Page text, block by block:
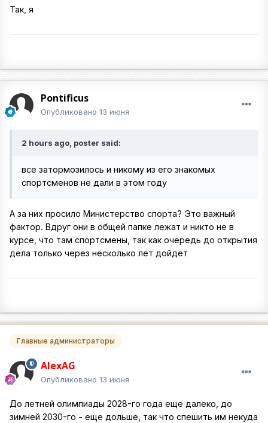
Так, я
Pontificus
Опубликовано 13 июня
2 hours ago, poster said:
все затормозилось и никому из его знакомых
спортсменов не дали в этом году
А за них просило Министерство спорта? Это важный
фактор. Вдруг они в общей папке лежат и никто не в
курсе, что там спортсмены, так как очередь до открытия
дела только через несколько лет дойдет
Главные администраторы
AlexAG
Опубликовано 13 июня
До летней олимпиады 2028-го года еще далеко, до
зимней 2030-го - еще дольше, так что спешить им некуда